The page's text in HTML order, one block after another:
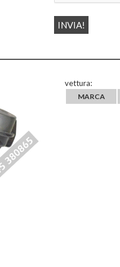
vettura:
MARCA